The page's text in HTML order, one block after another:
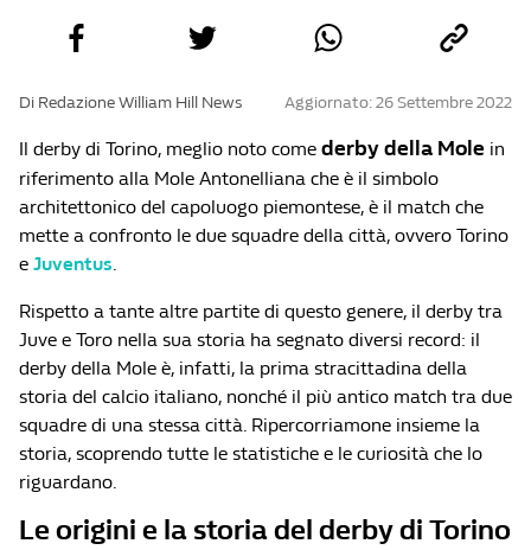
Di Redazione William Hill News Aggiornato: 26 Settembre 2022
Il derby di Torino, meglio noto come derby della Mole in
riferimento alla Mole Antonelliana che è il simbolo
architettonico del capoluogo piemontese, è il match che
mette a confronto le due squadre della città, ovvero Torino
e Juventus.
Rispetto a tante altre partite di questo genere, il derby tra
Juve e Toro nella sua storia ha segnato diversi record: il
derby della Mole è, infatti, la prima stracittadina della
storia del calcio italiano, nonché il più antico match tra due
squadre di una stessa città. Ripercorriamone insieme la
storia, scoprendo tutte le statistiche e le curiosità che lo
riguardano.
Le origini e la storia del derby di Torino